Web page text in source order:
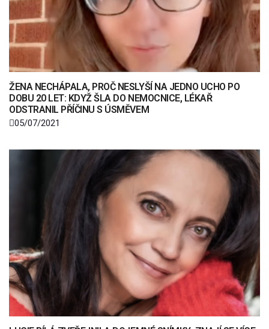
ŽENA NECHÁPALA, PROČ NESLYŠÍ NA JEDNO UCHO PO
DOBU 20 LET: KDYŽ ŠLA DO NEMOCNICE, LÉKAŘ
ODSTRANIL PŘÍČINU S ÚSMĚVEM
05/07/2021